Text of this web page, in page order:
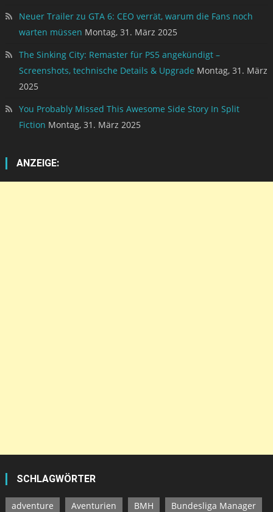
Neuer Trailer zu GTA 6: CEO verrät, warum die Fans noch
warten müssen Montag, 31. März 2025
The Sinking City: Remaster für PS5 angekündigt –
Screenshots, technische Details & Upgrade Montag, 31. März
2025
You Probably Missed This Awesome Side Story In Split
Fiction Montag, 31. März 2025
ANZEIGE:
SCHLAGWÖRTER
adventure Aventurien BMH
Bundesliga Manager